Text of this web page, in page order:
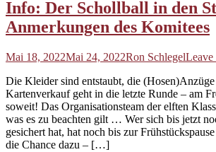
Info: Der Schollball in den
Anmerkungen des Komitees
Mai 18, 2022Mai 24, 2022Ron SchlegelLeave
Die Kleider sind entstaubt, die
Kartenverkauf geht in die letzte Runde – am
soweit! Das Organisationsteam der elften
was es zu beachten gilt … Wer sich bis jetzt
gesichert hat, hat noch bis zur
die Chance dazu – […]